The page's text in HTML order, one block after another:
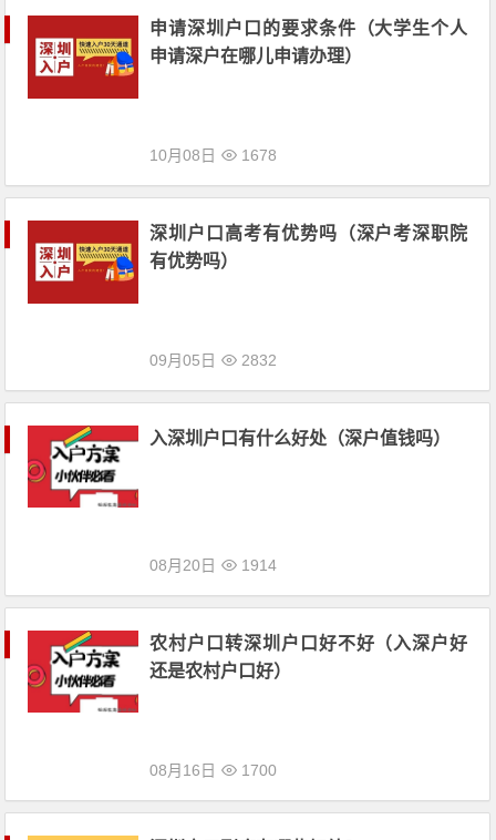
申请深圳户口的要求条件（大学生个人
申请深户在哪儿申请办理）
10月08日 1678
深圳户口高考有优势吗（深户考深职院
有优势吗）
09月05日 2832
入深圳户口有什么好处（深户值钱吗）
08月20日 1914
农村户口转深圳户口好不好（入深户好
还是农村户口好）
08月16日 1700